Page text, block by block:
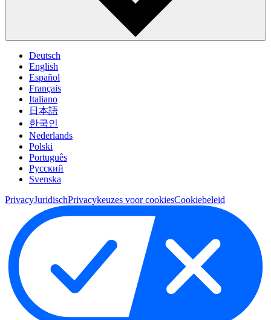
Deutsch
English
Español
Français
Italiano
日本語
한국인
Nederlands
Polski
Português
Pусский
Svenska
PrivacyJuridischPrivacykeuzes voor cookiesCookiebeleid